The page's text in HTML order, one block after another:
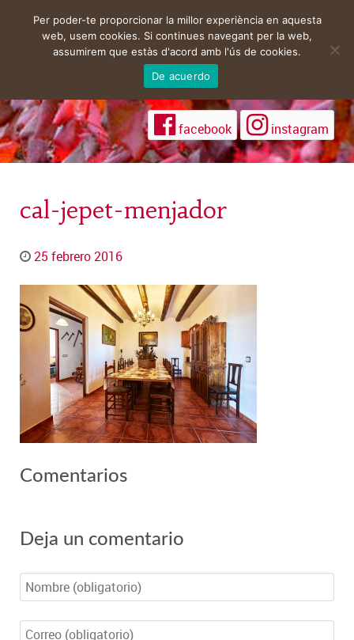
facebook instagram
cal-jepet-menjador
25 febrero 2016
Comentarios
Deja un comentario
Per poder-te proporcionar la millor experiència en aquesta
web, usem cookies. Si continues navegant per la web,
assumirem que estàs d'acord amb l'ús de cookies.
De acuerdo